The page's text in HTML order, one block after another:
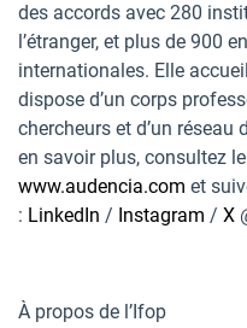
des accords avec 280
l’étranger, et plus de 900
internationales. Elle
dispose d’un corps
chercheurs et d’un
en savoir plus, consultez
www.audencia.com et
: LinkedIn / Instagram / X
À propos de l’Ifop